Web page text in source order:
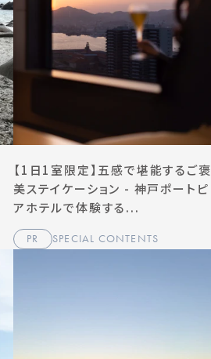
【1日1室限定】五感で堪能するご褒
美ステイケーション - 神戸ポートピ
アホテルで体験する...
PR SPECIAL CONTENTS